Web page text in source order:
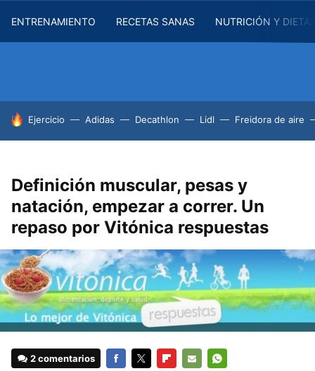
ENTRENAMIENTO RECETAS SANAS NUTRICIÓN Y
HOY SE HABLA DE
Ejercicio Adidas Decathlon Lidl Freidora de aire
Definición muscular, pesas y
natación, empezar a correr. Un
repaso por Vitónica respuestas
2 comentarios